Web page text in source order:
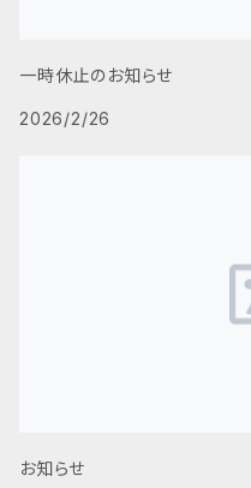
一時休止のお知らせ
2026/2/26
お知らせ